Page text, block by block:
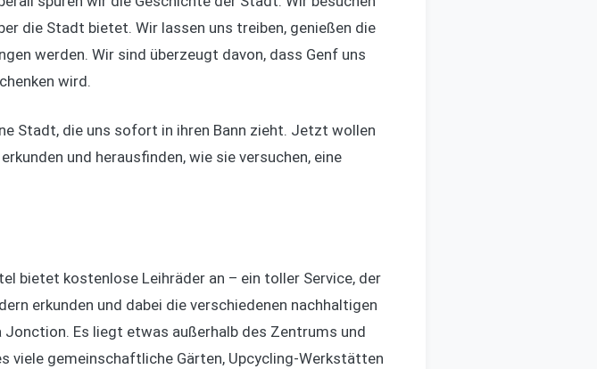
die Stadt bietet. Wir lassen uns treiben, genießen die
werden. Wir sind überzeugt davon, dass Genf uns
wird.
Stadt, die uns sofort in ihren Bann zieht. Jetzt wollen
und herausfinden, wie sie versuchen, eine
bietet kostenlose Leihräder an – ein toller Service, der
erkunden und dabei die verschiedenen nachhaltigen
Es liegt etwas außerhalb des Zentrums und
viele gemeinschaftliche Gärten, Upcycling-Werkstätten